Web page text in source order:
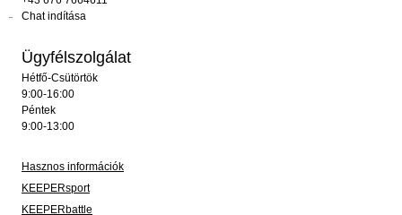
Chat indítása
Ügyfélszolgálat
Hétfő-Csütörtök
9:00-16:00
Péntek
9:00-13:00
Hasznos információk
KEEPERsport
KEEPERbattle